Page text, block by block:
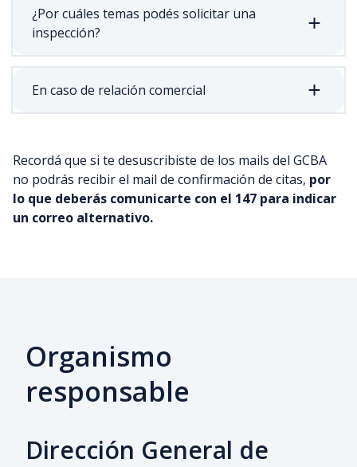
¿Por cuáles temas podés solicitar una
inspección?
En caso de relación comercial
Recordá que si te desuscribiste de los mails del GCBA
no podrás recibir el mail de confirmación de citas, por
lo que deberás comunicarte con el 147 para indicar
un correo alternativo.
Organismo
responsable
Dirección General de